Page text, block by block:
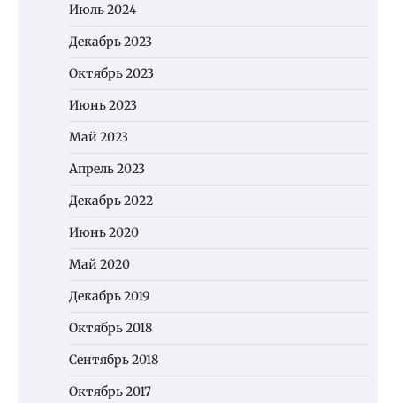
Июль 2024
Декабрь 2023
Октябрь 2023
Июнь 2023
Май 2023
Апрель 2023
Декабрь 2022
Июнь 2020
Май 2020
Декабрь 2019
Октябрь 2018
Сентябрь 2018
Октябрь 2017